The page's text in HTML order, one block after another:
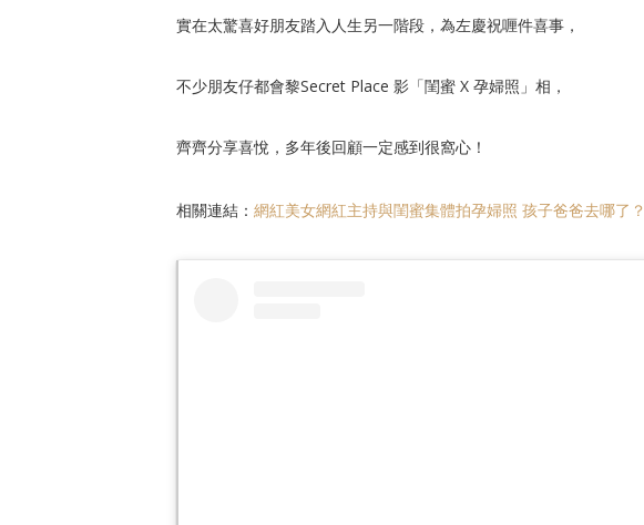
實在太驚喜好朋友踏入人生另一階段，為左慶祝喱件喜事，
不少朋友仔都會黎Secret Place 影「閨蜜 X 孕婦照」相，
齊齊分享喜悅，多年後回顧一定感到很窩心！
相關連結： 網紅美女網紅主持與閨蜜集體拍孕婦照 孩子爸爸去哪了？